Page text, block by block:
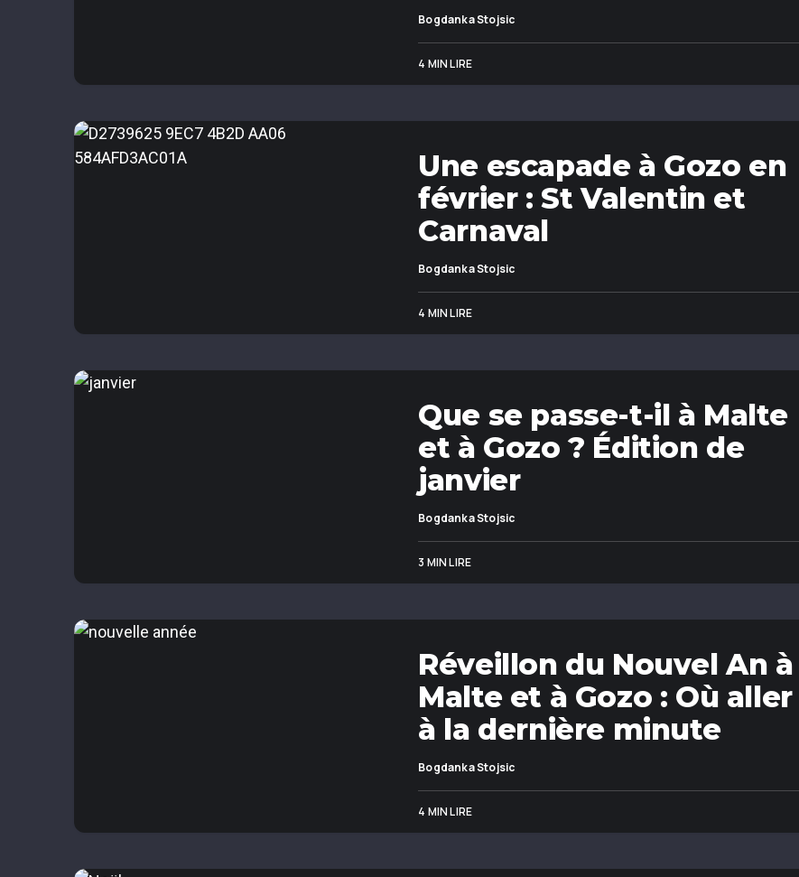
Bogdanka Stojsic
4 MIN LIRE
Une escapade à Gozo en
février : St Valentin et
Carnaval
Bogdanka Stojsic
4 MIN LIRE
Que se passe-t-il à Malte
et à Gozo ? Édition de
janvier
Bogdanka Stojsic
3 MIN LIRE
Réveillon du Nouvel An à
Malte et à Gozo : Où aller
à la dernière minute
Bogdanka Stojsic
4 MIN LIRE